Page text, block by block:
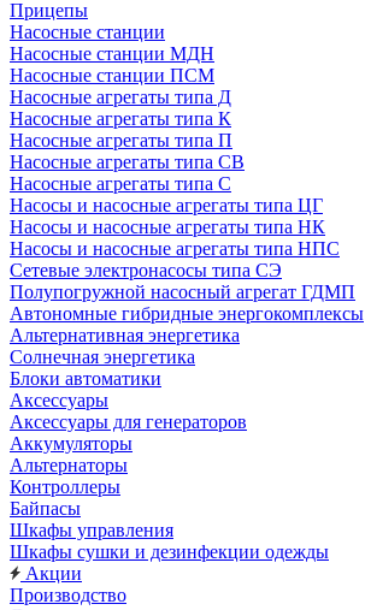
Прицепы
Насосные станции
Насосные станции МДН
Насосные станции ПСМ
Насосные агрегаты типа Д
Насосные агрегаты типа К
Насосные агрегаты типа П
Насосные агрегаты типа СВ
Насосные агрегаты типа С
Насосы и насосные агрегаты типа ЦГ
Насосы и насосные агрегаты типа НК
Насосы и насосные агрегаты типа НПС
Сетевые электронасосы типа СЭ
Полупогружной насосный агрегат ГДМП
Автономные гибридные энергокомплексы
Альтернативная энергетика
Солнечная энергетика
Блоки автоматики
Аксессуары
Аксессуары для генераторов
Аккумуляторы
Альтернаторы
Контроллеры
Байпасы
Шкафы управления
Шкафы сушки и дезинфекции одежды
Акции
Производство